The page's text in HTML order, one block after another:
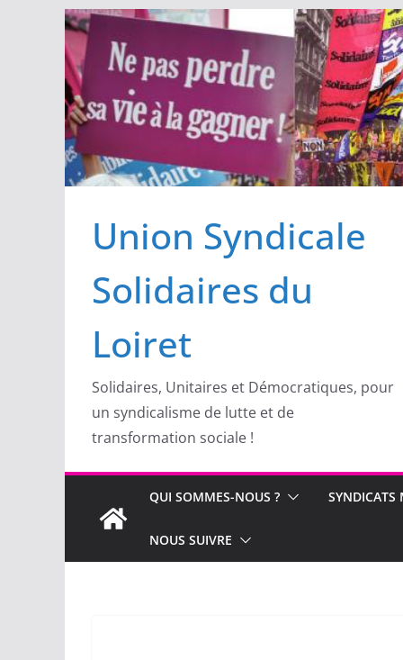
Passer
au
contenu
Union Syndicale
Solidaires du
Loiret
Solidaires, Unitaires et Démocratiques, pour
un syndicalisme de lutte et de
transformation sociale !
QUI SOMMES-NOUS ? SYNDICATS
NOUS SUIVRE